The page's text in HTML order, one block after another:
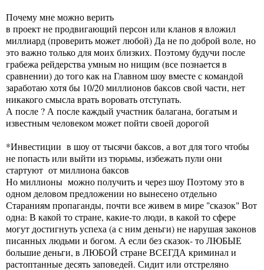
Почему мне можно верить
в проект не продвигающий персон или кланов я вложил
миллиард (проверить может любой) Да не по доброй воле, но
это важно только для моих близких. Поэтому будучи после
грабежа рейдерства умным но нищим (все познается в
сравнении) до того как на Главном шоу вместе с командой
заработаю хотя бы 10/20 миллионов баксов свой части, нет
никакого смысла врать воровать отступать.
А после ? А после каждый участник балагана, богатым и
известным человеком может пойти своей дорогой
*Инвестиции в шоу от тысячи баксов, а вот для того чтобы
не попасть или выйти из тюрьмы, избежать пули они
стартуют от миллиона баксов
Но миллионы можно получить и через шоу Поэтому это в
одном деловом предложении но вынесено отдельно
Стараниям пропаганды, почти все живем в мире "сказок" Вот
одна: В какой то стране, какие-то люди, в какой то сфере
могут достигнуть успеха (а с ним деньги) не нарушая законов
писанных людьми и богом. А если без сказок- то ЛЮБЫЕ
большие деньги, в ЛЮБОЙ стране ВСЕГДА криминал и
растоптанные десять заповедей. Сидит или отстреляно